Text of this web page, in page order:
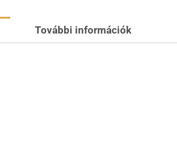
További információk